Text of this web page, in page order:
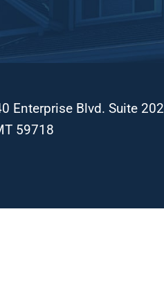
Enterprise Blvd. Suite 202
59718